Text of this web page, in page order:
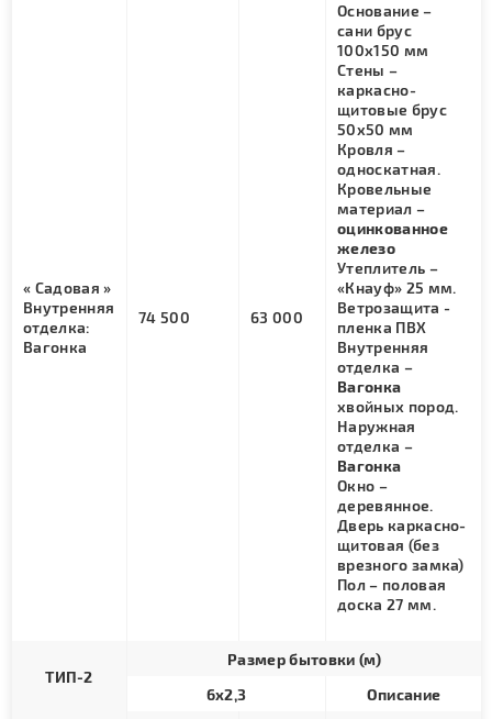
« Садовая »
Внутренняя
отделка:
Вагонка
74 500 63 000
Основание –
сани брус
100х150 мм
Стены –
каркасно-
щитовые брус
50х50 мм
Кровля –
односкатная.
Кровельные
материал –
оцинкованное
железо
Утеплитель –
«Кнауф» 25 мм.
Ветрозащита -
пленка ПВХ
Внутренняя
отделка –
Вагонка
хвойных пород.
Наружная
отделка –
Вагонка
Окно –
деревянное.
Дверь каркасно-
щитовая (без
врезного замка)
Пол – половая
доска 27 мм.
ТИП-2
Размер бытовки (м)
6х2,3
Описание